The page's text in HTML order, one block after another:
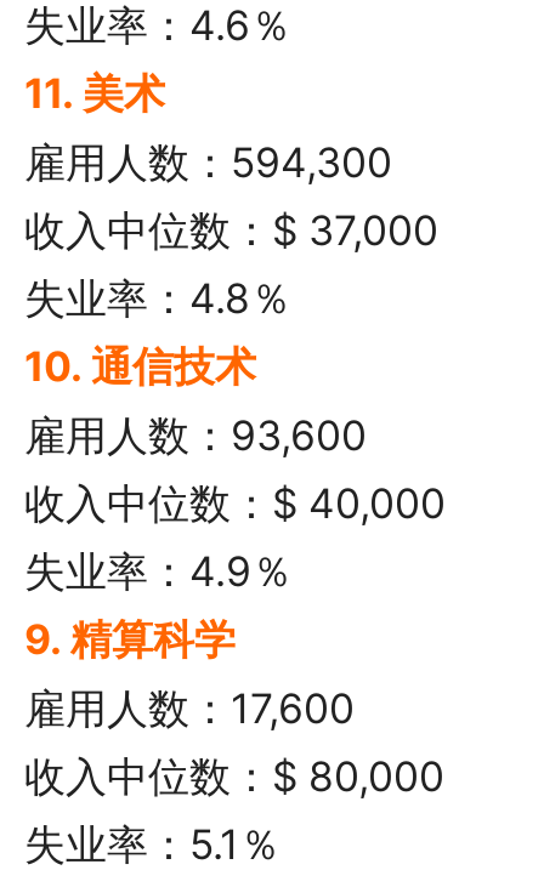
失业率：4.6％
11. 美术
雇用人数：594,300
收入中位数：$ 37,000
失业率：4.8％
10. 通信技术
雇用人数：93,600
收入中位数：$ 40,000
失业率：4.9％
9. 精算科学
雇用人数：17,600
收入中位数：$ 80,000
失业率：5.1％